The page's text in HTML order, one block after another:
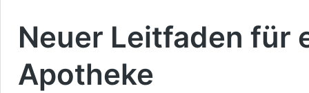
Neuer Leitfaden für
Apotheke